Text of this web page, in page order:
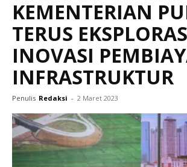
KEMENTERIAN
TERUS
INOVASI
INFRASTRUKTUR
Penulis Redaksi - 2 Maret 2023